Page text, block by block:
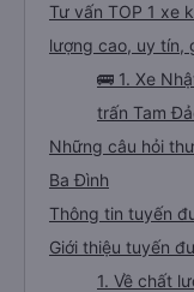
Tư vấn TOP 1 xe
lượng cao, uy tín,
🚌 1. Xe
trấn Tam
Những câu hỏi
Ba Đình
Thông tin tuyến
Giới thiệu tuyến
1. Về chất